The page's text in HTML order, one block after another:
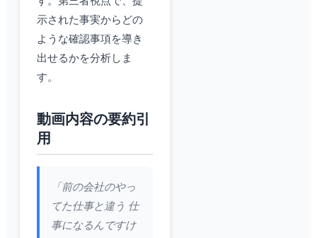
示された事実からどの
ような確認事項を導き
出せるかを分析しま
す。
動画内容の要約引
用
「前の会社のやっ
てた仕事と違う 仕
事になるんですけ